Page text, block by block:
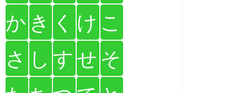
か き く け こ
さ し すせ そ